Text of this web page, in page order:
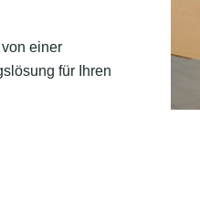
einer
für Ihren